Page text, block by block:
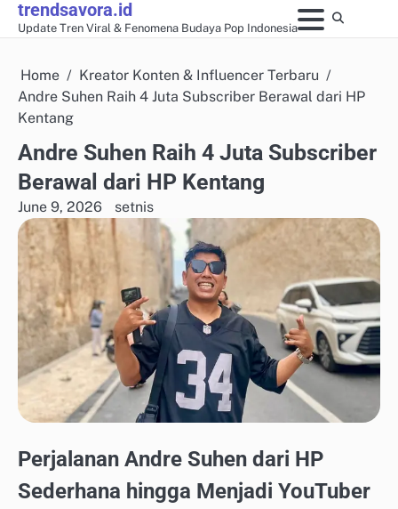
Skiptrendsavora.id
Update Tren Viral & Fenomena Budaya Pop Indonesia
Home
Kreator Konten & Influencer Terbaru
Andre Suhen Raih 4 Juta Subscriber Berawal dari HP
Kentang
Andre Suhen Raih 4 Juta Subscriber
Berawal dari HP Kentang
June 9, 2026 setnis
Perjalanan Andre Suhen dari HP
Sederhana hingga Menjadi YouTuber